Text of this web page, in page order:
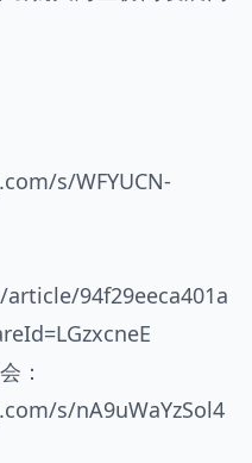
s/WFYUCN-
94f29eeca401a
：
s/nA9uWaYzSol4